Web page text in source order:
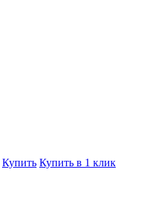
Купить Купить в 1 клик